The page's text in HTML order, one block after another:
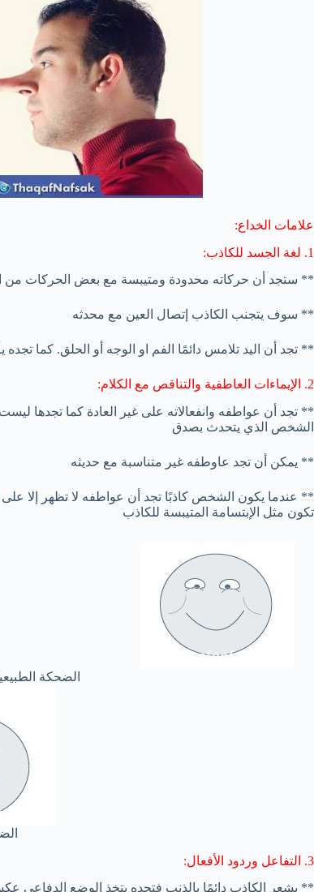
علامات الخداع:
1. لغة الجسد للكاذب:
** ستجد أن حركاته محدودة ومتيبسة مع بعض الحركات من
** سوف يتجنب الكاذب إتصال العين مع محدثه
** تجد أن اليد تلامس دائمًا الفم او الوجه أو الحلق. كما تجده
2. الإيماءات العاطفية والتناقص مع الكلام:
** تجد أن عواطفه وانفعالاته على غير العادة كما تجدها
الشخص الذي يتحدث بصدق
** يمكن أن تجد عاوطفه غير متناسبة مع حديثه
** عندما يكون الشخص كاذبًا تجد أن عواطفه لا تظهر إلا
تكون مثل الإبتسامة المتيبسة للكاذب
الضحكة
3. التفاعل وردود الأفعال:
** يشعر الكاذب دائمًا بالذنب فتجده يتخذ الوضع الدفاعي